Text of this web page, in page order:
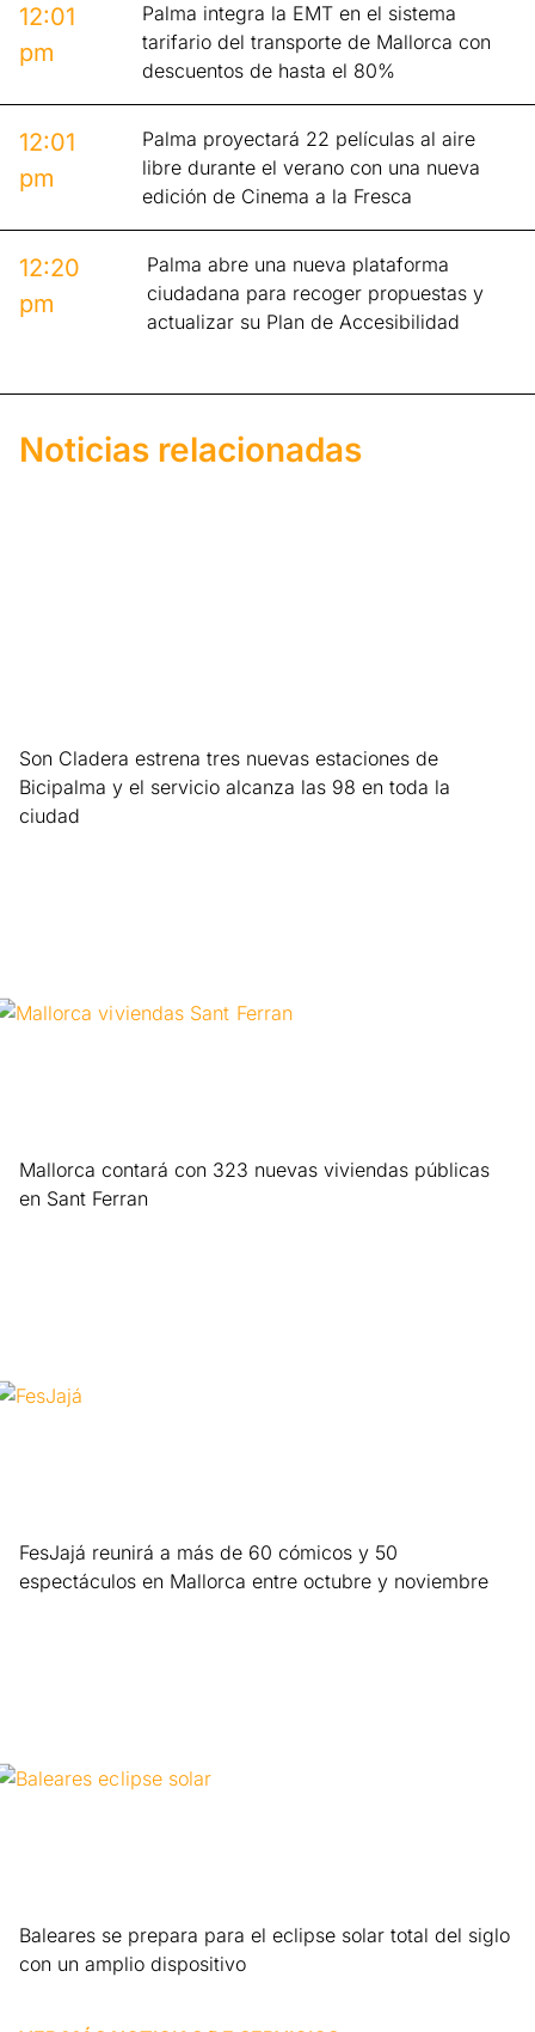
12:01
pm
Palma integra la EMT en el sistema
tarifario del transporte de Mallorca con
descuentos de hasta el 80%
12:01
pm
Palma proyectará 22 películas al aire
libre durante el verano con una nueva
edición de Cinema a la Fresca
12:20
pm
Palma abre una nueva plataforma
ciudadana para recoger propuestas y
actualizar su Plan de Accesibilidad
Noticias relacionadas
Son Cladera estrena tres nuevas estaciones de
Bicipalma y el servicio alcanza las 98 en toda la
ciudad
Mallorca contará con 323 nuevas viviendas públicas
en Sant Ferran
FesJajá reunirá a más de 60 cómicos y 50
espectáculos en Mallorca entre octubre y noviembre
Baleares se prepara para el eclipse solar total del siglo
con un amplio dispositivo